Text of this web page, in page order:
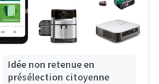
Idée non retenue en
présélection citoyenne